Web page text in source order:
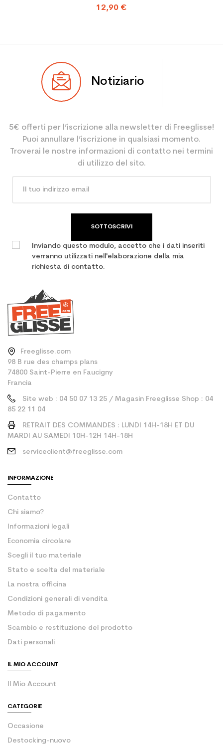
12,90 €
Notiziario
5€ offerti per l’iscrizione alla newsletter di Freeglisse!
Puoi annullare l’iscrizione in qualsiasi momento.
Troverai le nostre informazioni di contatto nei termini
di utilizzo del sito.
SOTTOSCRIVI
Inviando questo modulo, accetto che i dati inseriti
verranno utilizzati nell'elaborazione della mia
richiesta di contatto.
Freeglisse.com
98 B rue des champs plans
74800 Saint-Pierre en Faucigny
Francia
Site web : 04 50 07 13 25 / Magasin Freeglisse Shop : 04
85 22 11 04
RETRAIT DES COMMANDES : LUNDI 14H-18H ET DU
MARDI AU SAMEDI 10H-12H 14H-18H
serviceclient@freeglisse.com
INFORMAZIONE
Contatto
Chi siamo?
Informazioni legali
Economia circolare
Scegli il tuo materiale
Stato e scelta del materiale
La nostra officina
Condizioni generali di vendita
Metodo di pagamento
Scambio e restituzione del prodotto
Dati personali
IL MIO ACCOUNT
Il Mio Account
CATEGORIE
Occasione
Destocking-nuovo